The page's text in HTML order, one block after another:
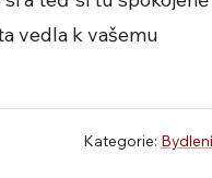
vedla k vašemu
Kategorie: Bydlení